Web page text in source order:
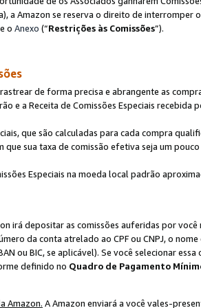
a Amazon se reserva o direito de
o Anexo (“Restrições às Comissões”).
de forma precisa e abrangente as
e a Receita de Comissões Especiais recebida
que são calculadas para cada compra
sua taxa de comissão efetiva seja um
Especiais na moeda local padrão
irá depositar as comissões auferidas por
da conta atrelado ao CPF ou CNPJ, o
ou BIC, se aplicável). Se você selecionar
definido no Quadro de Pagamento
Amazon. A Amazon enviará a você vales-